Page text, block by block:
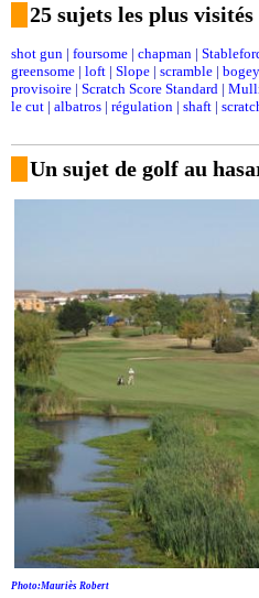
25 sujets les plus visités
shot gun | foursome | chapman |
greensome | loft | Slope | scramble | bogey
provisoire | Scratch Score Standard |
le cut | albatros | régulation | shaft |
Un sujet de golf au
Photo:Mauriès Robert